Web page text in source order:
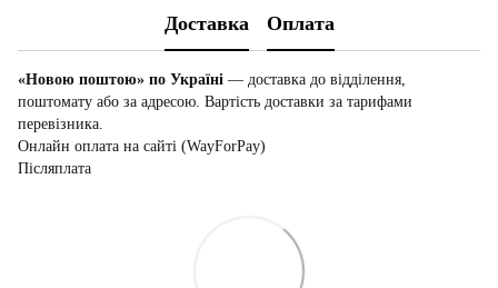
Доставка Оплата
«Новою поштою» по Україні — доставка до відділення,
поштомату або за адресою. Вартість доставки за тарифами
перевізника.
Онлайн оплата на сайті (WayForPay)
Післяплата